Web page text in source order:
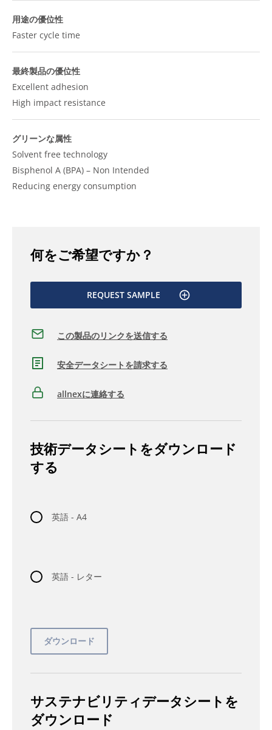
用途の優位性
Faster cycle time
最終製品の優位性
Excellent adhesion
High impact resistance
グリーンな属性
Solvent free technology
Bisphenol A (BPA) – Non Intended
Reducing energy consumption
何をご希望ですか？
REQUEST SAMPLE
この製品のリンクを送信する
安全データシートを請求する
allnexに連絡する
技術データシートをダウンロード
する
英語 - A4
英語 - レター
サステナビリティデータシートを
ダウンロード